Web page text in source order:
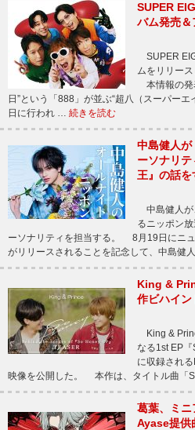
SUPER
バム発売＆
SUPER
ムをリリース
本情報の発
日”という「888」が並ぶ“超八（スーパー
日に行われ … 続きを読む
中島健人が
ーソナリ
王』の話
中島健人が
るニッポン
ーソナリティを担当する。 8月19日にニュ
がリリースされることを記念して、中島健
King &
作ビハイン
King &
なる1st EP
に収録され
映像を公開した。 本作は、タイトル曲「
葛葉、ミ
Ayase提供